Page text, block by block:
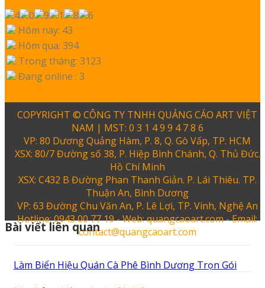
Hôm nay: 43
Hôm qua: 394
Trong tháng: 3123
Đang online : 3
COPYRIGHT © CÔNG TY TNHH QUẢNG CÁO ART VIỆT
NAM | MST: 0 3 1 4 9 9 4 7 8 6
VP: 80 Dương Quảng Hàm, P. 8, Q. Gò Vấp, TP. HCM
XSX: 80/7 Đường số 38, P. Hiệp Bình Chánh, Q. Thủ Đức.
Hồ Chí Minh
XSX: C432 B Đường Phan Thanh Giản. P. Lái Thiêu. TP.
Thuận An, Bình Dương
VP: 63 Đường Chu Văn An, P. Lê Lợi, TP. Vinh, Nghệ An
Hotline: 0943 00 77 19 - Web: quangcaoart.com - Email:
contact@quangcaoart.com
Bài viết liên quan
Làm Biển Hiệu Quán Cà Phê Bình Dương Trọn Gói